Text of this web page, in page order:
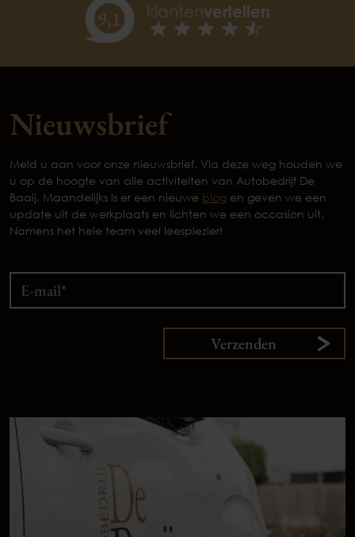
9,1 klantenvertellen
Nieuwsbrief
Meld u aan voor onze nieuwsbrief. Via deze weg houden we
u op de hoogte van alle activiteiten van Autobedrijf De
Baaij. Maandelijks is er een nieuwe blog en geven we een
update uit de werkplaats en lichten we een occasion uit.
Namens het hele team veel leesplezier!
Verzenden